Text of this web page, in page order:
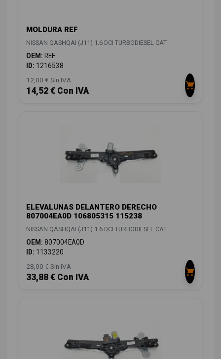
MOLDURA REF
NISSAN QASHQAI (J11) 1.6 DCI TURBODIESEL CAT
OEM: REF
ID: 1216538
12,00 € Sin IVA
14,52 € Con IVA
ELEVALUNAS DELANTERO DERECHO
807004EA0D 106805315 115238
NISSAN QASHQAI (J11) 1.6 DCI TURBODIESEL CAT
OEM: 807004EA0D
ID: 1133220
28,00 € Sin IVA
33,88 € Con IVA